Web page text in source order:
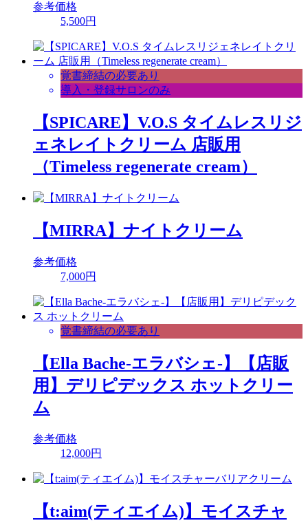
参考価格
5,500円
覚書締結の必要あり
導入・登録サロンのみ
【SPICARE】V.O.S タイムレスリジ
ェネレイトクリーム 店販用
（Timeless regenerate cream）
【MIRRA】ナイトクリーム
参考価格
7,000円
覚書締結の必要あり
【Ella Bache-エラバシェ-】【店販
用】デリピデックス ホットクリー
ム
参考価格
12,000円
【t:aim(ティエイム)】モイスチャ